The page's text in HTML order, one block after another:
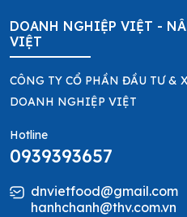
DOANH NGHIỆP VIỆT -
VIỆT
CÔNG TY CỔ PHẦN ĐẦU TƯ &
DOANH NGHIỆP VIỆT
Hotline
0939393657
dnvietfood@gmail.com
hanhchanh@thv.com.vn